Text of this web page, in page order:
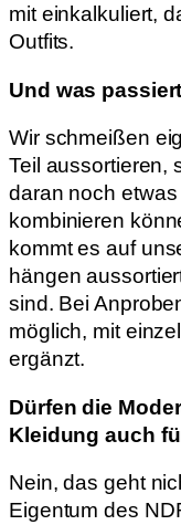
mit einkalkuliert,
Outfits.
Und was
Wir schmeißen
Teil aussortieren,
daran noch
kombinieren
kommt es auf
hängen
sind. Bei
möglich, mit
ergänzt.
Dürfen die
Kleidung auch
Nein, das geht
Eigentum des